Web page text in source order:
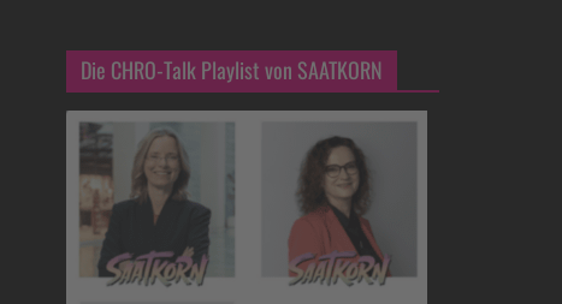
Die CHRO-Talk Playlist von SAATKORN